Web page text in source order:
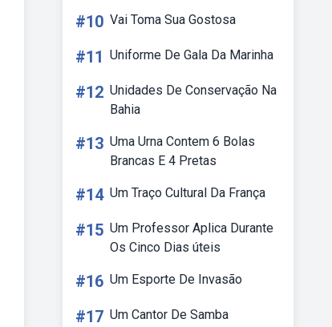
#10 Vai Toma Sua Gostosa
#11 Uniforme De Gala Da Marinha
#12 Unidades De Conservação Na
Bahia
#13 Uma Urna Contem 6 Bolas
Brancas E 4 Pretas
#14 Um Traço Cultural Da França
#15 Um Professor Aplica Durante
Os Cinco Dias úteis
#16 Um Esporte De Invasão
#17 Um Cantor De Samba